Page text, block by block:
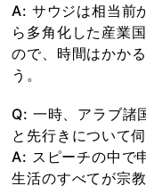
A: サウジは相当前
ら多角化した産業
ので、時間はかか
う。
Q: 一時、アラブ諸
と先行きについて伺
A: スピーチの中で
生活のすべてが宗